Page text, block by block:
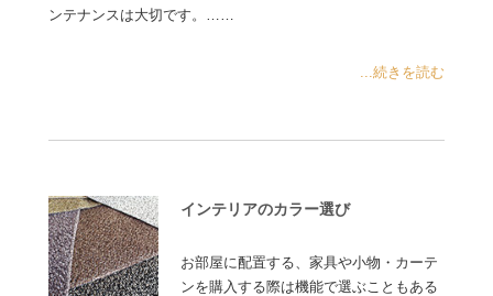
ンテナンスは大切です。……
...続きを読む
インテリアのカラー選び
お部屋に配置する、家具や小物・カーテ
ンを購入する際は機能で選ぶこともある